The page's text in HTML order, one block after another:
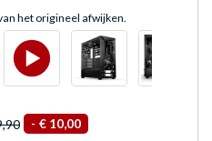
het origineel afwijken.
- € 10,00